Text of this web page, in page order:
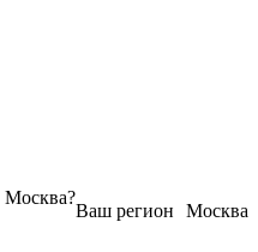
Москва
Ваш регион
Москва?